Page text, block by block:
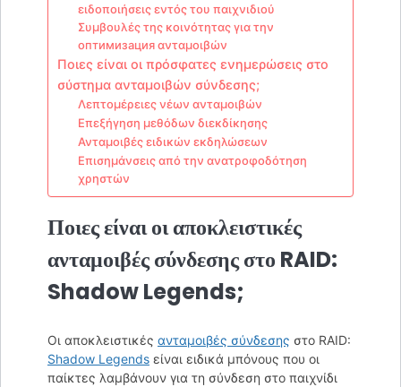
ειδοποιήσεις εντός του παιχνιδιού
Συμβουλές της κοινότητας για την
оптимизация ανταμοιβών
Ποιες είναι οι πρόσφατες ενημερώσεις στο
σύστημα ανταμοιβών σύνδεσης;
Λεπτομέρειες νέων ανταμοιβών
Επεξήγηση μεθόδων διεκδίκησης
Ανταμοιβές ειδικών εκδηλώσεων
Επισημάνσεις από την ανατροφοδότηση
χρηστών
Ποιες είναι οι αποκλειστικές
ανταμοιβές σύνδεσης στο RAID:
Shadow Legends;
Οι αποκλειστικές ανταμοιβές σύνδεσης στο RAID:
Shadow Legends είναι ειδικά μπόνους που οι
παίκτες λαμβάνουν για τη σύνδεση στο παιχνίδι